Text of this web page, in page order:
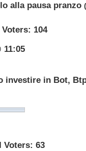
alla pausa pranzo
104
11:05
investire in Bot,
Voters: 63